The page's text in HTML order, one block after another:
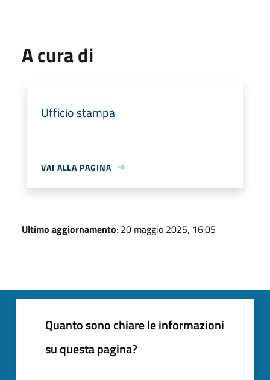
A cura di
Ufficio stampa
VAI ALLA PAGINA
Ultimo aggiornamento: 20 maggio 2025, 16:05
Quanto sono chiare le informazioni
su questa pagina?